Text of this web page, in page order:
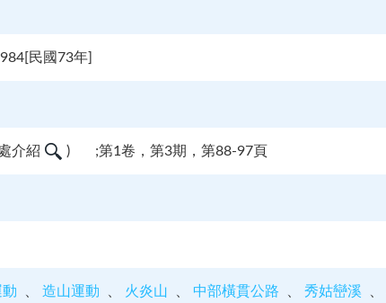
民國73年]
介紹 ) ;第1卷，第3期，第88-97頁
造山運動 火炎山 中部橫貫公路 秀姑巒溪